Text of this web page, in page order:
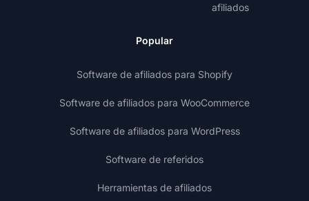
afiliados
Popular
Software de afiliados para Shopify
Software de afiliados para WooCommerce
Software de afiliados para WordPress
Software de referidos
Herramientas de afiliados